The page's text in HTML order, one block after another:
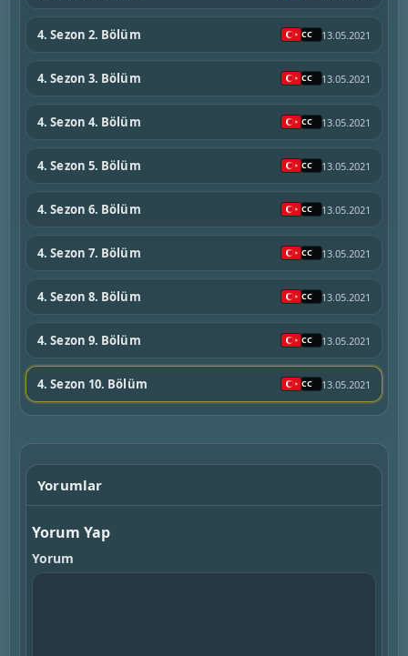
4. Sezon 2. Bölüm 13.05.2021
4. Sezon 3. Bölüm 13.05.2021
4. Sezon 4. Bölüm 13.05.2021
4. Sezon 5. Bölüm 13.05.2021
4. Sezon 6. Bölüm 13.05.2021
4. Sezon 7. Bölüm 13.05.2021
4. Sezon 8. Bölüm 13.05.2021
4. Sezon 9. Bölüm 13.05.2021
4. Sezon 10. Bölüm 13.05.2021
Yorumlar
Yorum Yap
Yorum